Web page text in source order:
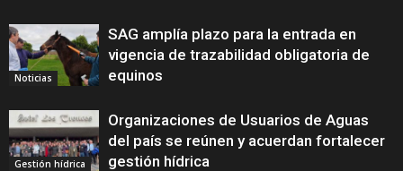
Noticias
SAG amplía plazo para la entrada en
vigencia de trazabilidad obligatoria de
equinos
Gestión hídrica
Organizaciones de Usuarios de Aguas
del país se reúnen y acuerdan fortalecer
gestión hídrica